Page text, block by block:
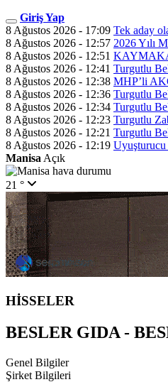
Giriş Yap
8 Ağustos 2026 - 17:09 Tek aday
8 Ağustos 2026 - 12:57 2026 Yılı
8 Ağustos 2026 - 12:51
8 Ağustos 2026 - 12:41 Turgutlu
8 Ağustos 2026 - 12:38 MHP’li
8 Ağustos 2026 - 12:36 Turgutlu
8 Ağustos 2026 - 12:34 Turgutlu
8 Ağustos 2026 - 12:23 Turgutlu
8 Ağustos 2026 - 12:21 Turgutlu
8 Ağustos 2026 - 12:19 Uyuşturucu
Manisa Açık
21 °
HİSSELER
BESLER GIDA -
Genel Bilgiler
Şirket Bilgileri